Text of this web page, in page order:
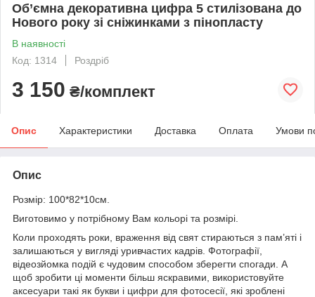
Об’ємна декоративна цифра 5 стилізована до
Нового року зі сніжинками з пінопласту
В наявності
Код: 1314
Роздріб
3 150 ₴/комплект
Опис Характеристики Доставка Оплата Умови
Опис
Розмір: 100*82*10см.
Виготовимо у потрібному Вам кольорі та розмірі.
Коли проходять роки, враження від свят стираються з пам’яті і
залишаються у вигляді уривчастих кадрів. Фотографії,
відеозйомка подій є чудовим способом зберегти спогади. А
щоб зробити ці моменти більш яскравими, використовуйте
аксесуари такі як букви і цифри для фотосесії, які зроблені